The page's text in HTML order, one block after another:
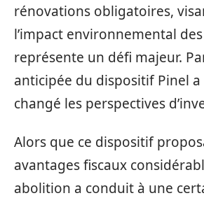
rénovations obligatoires,
l’impact environnemental
représente un défi majeur.
anticipée du dispositif Pinel
changé les perspectives
Alors que ce dispositif
avantages fiscaux
abolition a conduit à une